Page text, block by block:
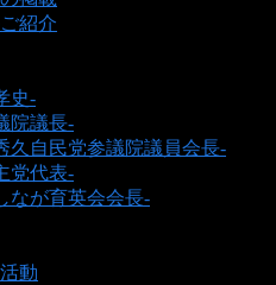
紹介
史-
院議長-
久自民党参議院議員会長-
党代表-
なが育英会会長-
動